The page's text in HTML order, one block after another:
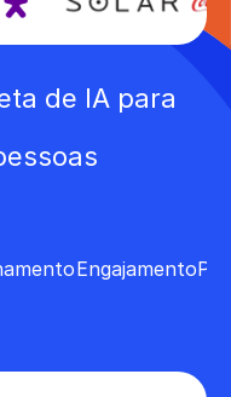
de IA para
Engajamento